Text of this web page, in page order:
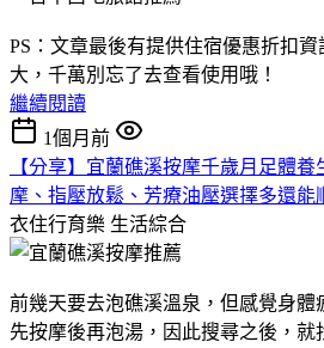
PS：文章最後有提供住宿優惠折扣
大，千萬別忘了去查看使用哦！
繼續閱讀
1個月前
【分享】宜蘭礁溪按摩千歲月足體
摩、指壓放鬆、芳療油壓選擇多還能
衣住行育樂 生活綜合
前幾天要去泡礁溪溫泉，但感覺身體
先按摩後再泡湯，因此搜尋之後，